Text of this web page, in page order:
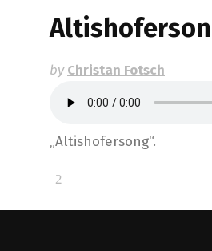
byChristan Fotsch
„Altishofersong“.